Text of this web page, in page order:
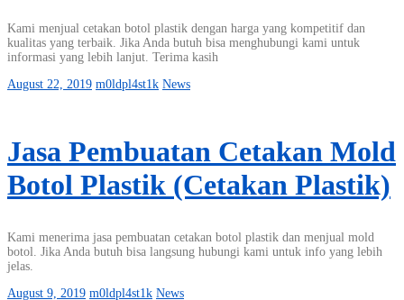
Kami menjual cetakan botol plastik dengan harga yang kompetitif dan
kualitas yang terbaik. Jika Anda butuh bisa menghubungi kami untuk
informasi yang lebih lanjut. Terima kasih
August 22, 2019 m0ldpl4st1k News
Jasa Pembuatan Cetakan Mold
Botol Plastik (Cetakan Plastik)
Kami menerima jasa pembuatan cetakan botol plastik dan menjual mold
botol. Jika Anda butuh bisa langsung hubungi kami untuk info yang lebih
jelas.
August 9, 2019 m0ldpl4st1k News